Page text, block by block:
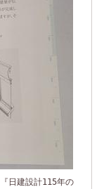
『日建設計115年の